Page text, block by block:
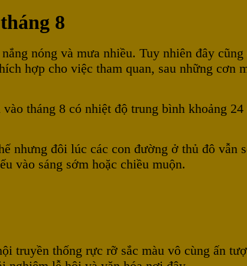
8
nóng và mưa nhiều. Tuy nhiên đây
hợp cho việc tham quan, sau những cơn
tháng 8 có nhiệt độ trung bình khoảng
nhưng đôi lúc các con đường ở thủ đô vẫn
vào sáng sớm hoặc chiều muộn.
truyền thống rực rỡ sắc màu vô cùng ấn